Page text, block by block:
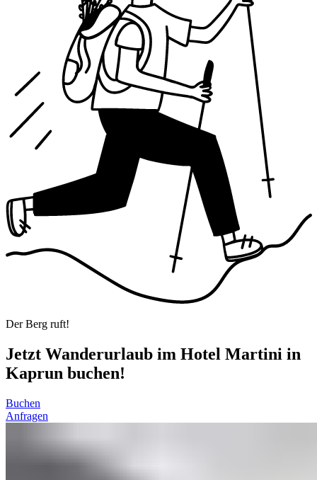
Der Berg ruft!
Jetzt Wanderurlaub im Hotel Martini in
Kaprun buchen!
Buchen
Anfragen